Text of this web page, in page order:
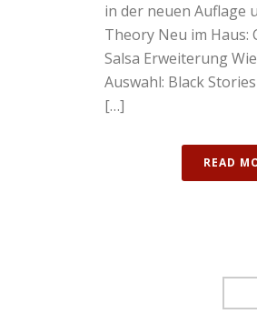
in der neuen Auflage
Theory Neu im Haus:
Salsa Erweiterung
Auswahl: Black
[…]
READ